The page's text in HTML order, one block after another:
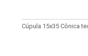
Cúpula 15x35 Cônica